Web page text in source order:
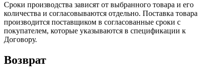
Сроки производства зависят от выбранного товара и его
количества и согласовываются отдельно. Поставка товара
производится поставщиком в согласованные сроки с
покупателем, которые указываются в спецификации к
Договору.
Возврат